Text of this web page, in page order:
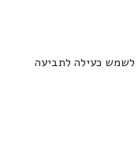
לשמש כעילה לתביעה